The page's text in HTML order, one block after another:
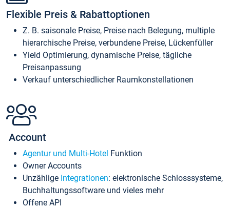
Flexible Preis & Rabattoptionen
Z. B. saisonale Preise, Preise nach Belegung, multiple
hierarchische Preise, verbundene Preise, Lückenfüller
Yield Optimierung, dynamische Preise, tägliche
Preisanpassung
Verkauf unterschiedlicher Raumkonstellationen
Account
Agentur und Multi-Hotel Funktion
Owner Accounts
Unzählige Integrationen: elektronische Schlosssysteme,
Buchhaltungssoftware und vieles mehr
Offene API